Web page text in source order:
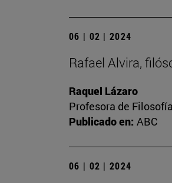
06 | 02 | 2024
Rafael Alvira,
Raquel Lázaro
Profesora de
Publicado en: ABC
06 | 02 | 2024